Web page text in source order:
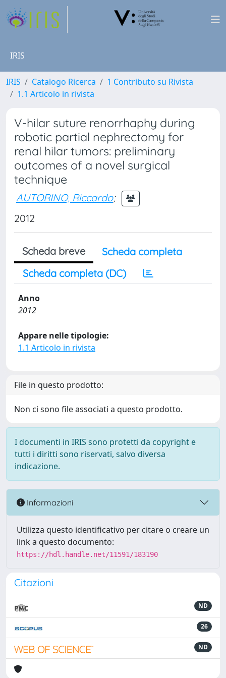
IRIS
IRIS Catalogo Ricerca
1 Contributo su Rivista
1.1 Articolo in rivista
V-hilar suture renorrhaphy during
robotic partial nephrectomy for
renal hilar tumors: preliminary
outcomes of a novel surgical
technique
AUTORINO, Riccardo;
2012
Scheda breve
Scheda completa
Scheda completa (DC)
Anno
2012
Appare nelle tipologie:
1.1 Articolo in rivista
File in questo prodotto:
Non ci sono file associati a questo prodotto.
I documenti in IRIS sono protetti da copyright e
tutti i diritti sono riservati, salvo diversa
indicazione.
Informazioni
Utilizza questo identificativo per citare o creare un
link a questo documento:
https://hdl.handle.net/11591/183190
Citazioni
ND
26
ND